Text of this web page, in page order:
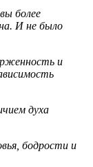
более
И не было
и
духа
бодрости и